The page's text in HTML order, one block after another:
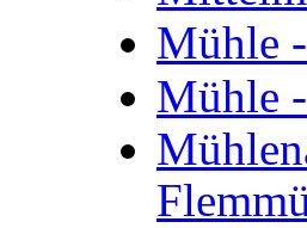
Mühle
Mühle